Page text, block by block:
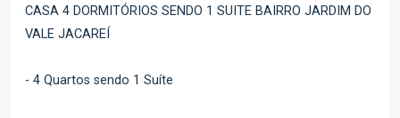
CASA 4 DORMITÓRIOS SENDO 1 SUITE BAIRRO JARDIM DO
VALE JACAREÍ
- 4 Quartos sendo 1 Suíte